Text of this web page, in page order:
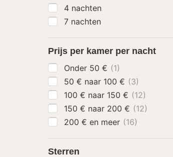
4 nachten
7 nachten
Prijs per kamer per nacht
Onder 50 € (1)
50 € naar 100 € (3)
100 € naar 150 € (12)
150 € naar 200 € (12)
200 € en meer (16)
Sterren